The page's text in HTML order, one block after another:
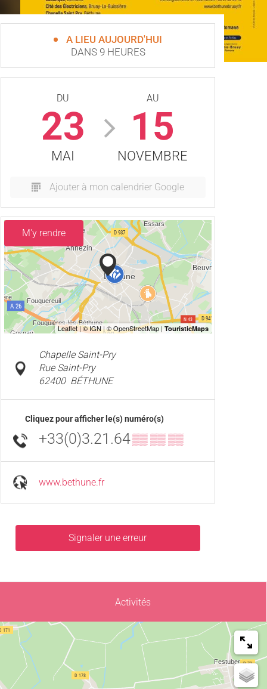
A LIEU AUJOURD'HUI
DANS 9 HEURES
DU
23
MAI
AU
15
NOVEMBRE
Ajouter à mon calendrier Google
M'y rendre
Chapelle Saint-Pry
Rue Saint-Pry
62400 BÉTHUNE
Cliquez pour afficher le(s) numéro(s)
+33(0)3.21.64▒▒ ▒▒ ▒▒
www.bethune.fr
Signaler une erreur
Activités